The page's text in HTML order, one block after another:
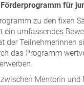
für
zu den fixen
umfassendes
der Teilnehmerinnen
das Programm
Mentorin und